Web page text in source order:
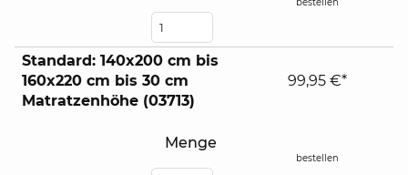
Standard: 140x200 cm bis
160x220 cm bis 30 cm
Matratzenhöhe (03713)
Menge
99,95 €*
bestellen